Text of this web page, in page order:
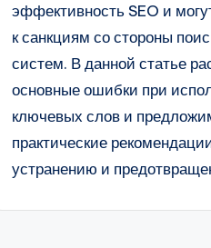
эффективность SEO и
к санкциям со стороны
систем. В данной статье
основные ошибки при
ключевых слов и
практические
устранению и